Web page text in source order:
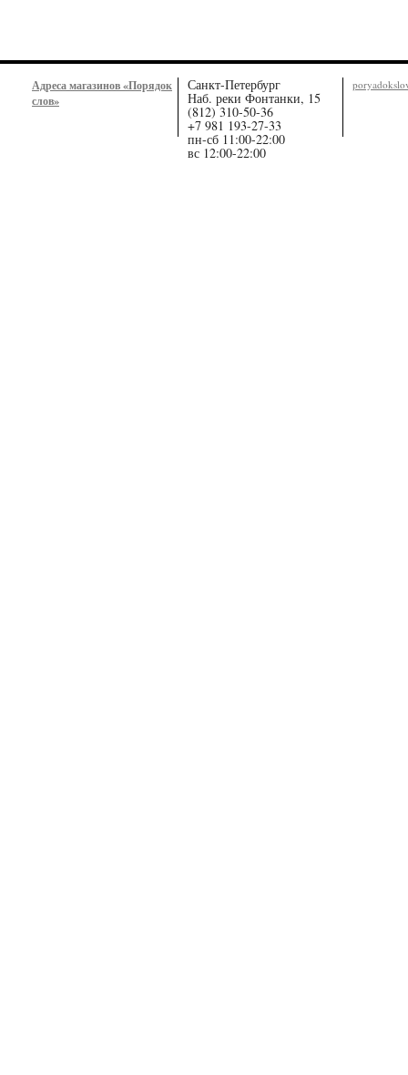
Адреса магазинов «Порядок
слов»
Санкт-Петербург
Наб. реки Фонтанки, 15
(812) 310-50-36
+7 981 193-27-33
пн-сб 11:00-22:00
вс 12:00-22:00